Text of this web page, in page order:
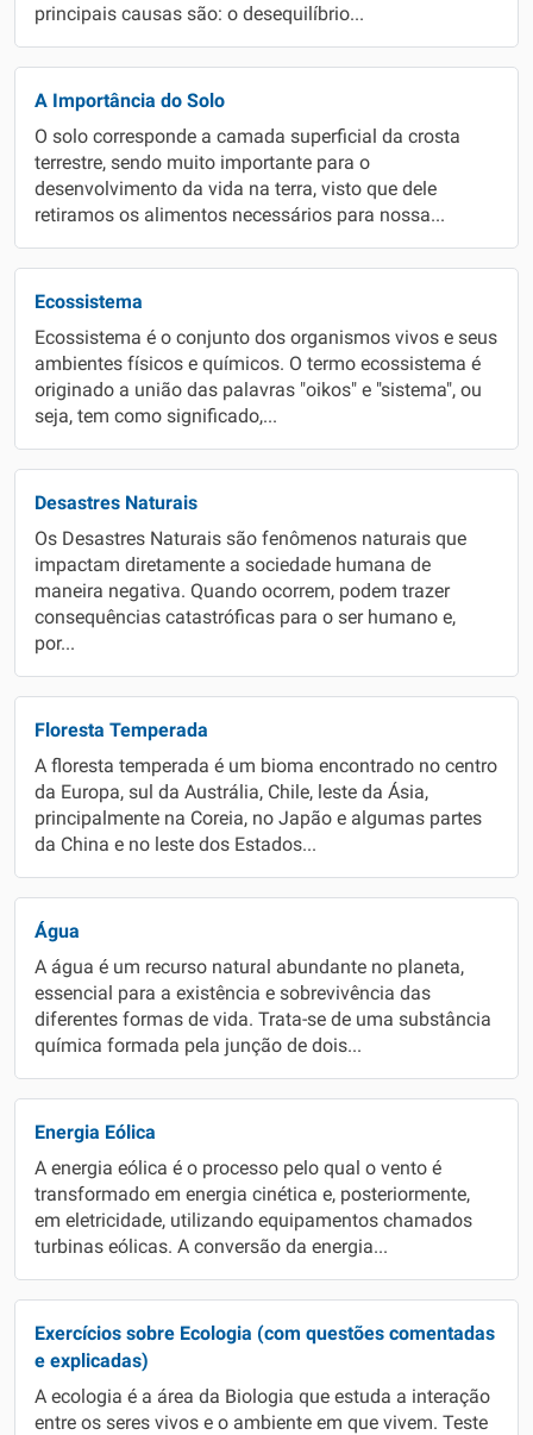
principais causas são: o desequilíbrio...
A Importância do Solo
O solo corresponde a camada superficial da crosta
terrestre, sendo muito importante para o
desenvolvimento da vida na terra, visto que dele
retiramos os alimentos necessários para nossa...
Ecossistema
Ecossistema é o conjunto dos organismos vivos e seus
ambientes físicos e químicos. O termo ecossistema é
originado a união das palavras "oikos" e "sistema", ou
seja, tem como significado,...
Desastres Naturais
Os Desastres Naturais são fenômenos naturais que
impactam diretamente a sociedade humana de
maneira negativa. Quando ocorrem, podem trazer
consequências catastróficas para o ser humano e,
por...
Floresta Temperada
A floresta temperada é um bioma encontrado no centro
da Europa, sul da Austrália, Chile, leste da Ásia,
principalmente na Coreia, no Japão e algumas partes
da China e no leste dos Estados...
Água
A água é um recurso natural abundante no planeta,
essencial para a existência e sobrevivência das
diferentes formas de vida. Trata-se de uma substância
química formada pela junção de dois...
Energia Eólica
A energia eólica é o processo pelo qual o vento é
transformado em energia cinética e, posteriormente,
em eletricidade, utilizando equipamentos chamados
turbinas eólicas. A conversão da energia...
Exercícios sobre Ecologia (com questões comentadas
e explicadas)
A ecologia é a área da Biologia que estuda a interação
entre os seres vivos e o ambiente em que vivem. Teste